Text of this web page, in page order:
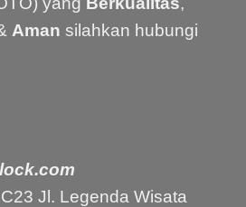
Aman silahkan hubungi
Jl. Legenda Wisata